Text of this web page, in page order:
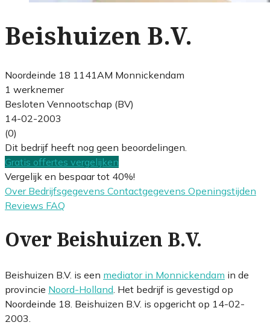
Beishuizen B.V.
Noordeinde 18 1141AM Monnickendam
1 werknemer
Besloten Vennootschap (BV)
14-02-2003
(0)
Dit bedrijf heeft nog geen beoordelingen.
Gratis offertes vergelijken
Vergelijk en bespaar tot 40%!
Over Bedrijfsgegevens Contactgegevens Openingstijden
Reviews FAQ
Over Beishuizen B.V.
Beishuizen B.V. is een mediator in Monnickendam in de
provincie Noord-Holland . Het bedrijf is gevestigd op
Noordeinde 18. Beishuizen B.V. is opgericht op 14-02-
2003.